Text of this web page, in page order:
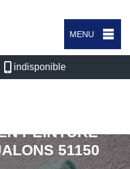
MENU
indisponible
PEINTURE
51150